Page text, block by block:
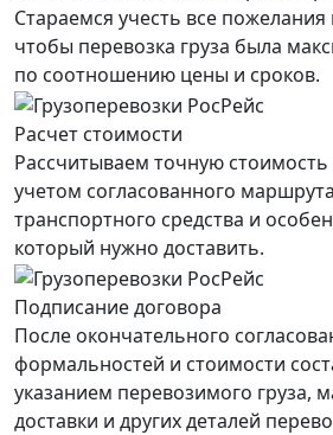
Стараемся учесть все
чтобы перевозка груза была
по соотношению цены и сроков.
Расчет стоимости
Рассчитываем точную стоимость
учетом согласованного
транспортного средства и
который нужно доставить.
Подписание договора
После окончательного
формальностей и стоимости
указанием перевозимого груза,
доставки и других деталей